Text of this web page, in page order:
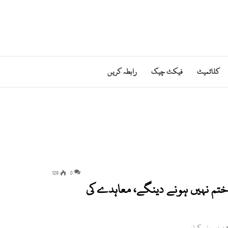
کلائمیٹ فیکٹ چیک رابطہ کریں
0
129
نہیں ہونے دینگے، معاہدے کی